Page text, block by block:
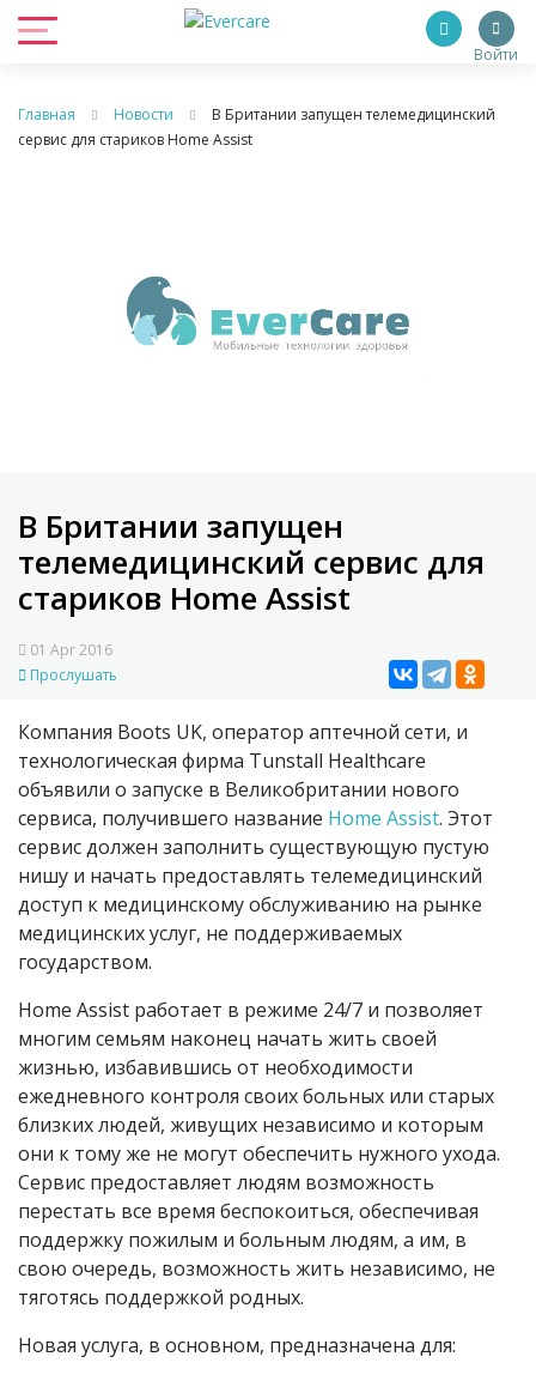
Войти
Главная Новости
В Британии запущен телемедицинский
сервис для стариков Home Assist
В Британии запущен
телемедицинский сервис для
стариков Home Assist
01 Apr 2016
Прослушать
Компания Boots UK, оператор аптечной сети, и
технологическая фирма Tunstall Healthcare
объявили о запуске в Великобритании нового
сервиса, получившего название Home Assist. Этот
сервис должен заполнить существующую пустую
нишу и начать предоставлять телемедицинский
доступ к медицинскому обслуживанию на рынке
медицинских услуг, не поддерживаемых
государством.
Home Assist работает в режиме 24/7 и позволяет
многим семьям наконец начать жить своей
жизнью, избавившись от необходимости
ежедневного контроля своих больных или старых
близких людей, живущих независимо и которым
они к тому же не могут обеспечить нужного ухода.
Сервис предоставляет людям возможность
перестать все время беспокоиться, обеспечивая
поддержку пожилым и больным людям, а им, в
свою очередь, возможность жить независимо, не
тяготясь поддержкой родных.
Новая услуга, в основном, предназначена для: